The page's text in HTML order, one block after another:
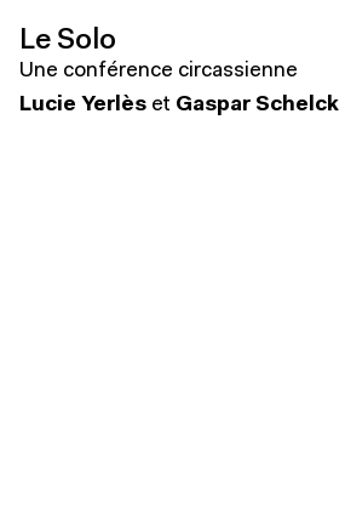
Le Solo
Une conférence circassienne
Lucie Yerlès et Gaspar Schelck